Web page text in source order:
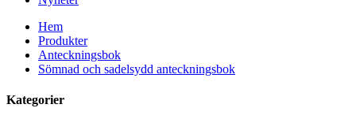
Hem
Produkter
Anteckningsbok
Sömnad och sadelsydd anteckningsbok
Kategorier